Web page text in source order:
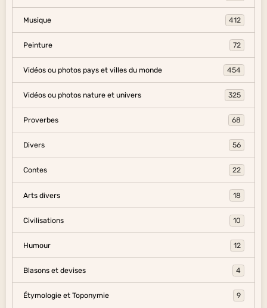
Musique 412
Peinture 72
Vidéos ou photos pays et villes du monde 454
Vidéos ou photos nature et univers 325
Proverbes 68
Divers 56
Contes 22
Arts divers 18
Civilisations 10
Humour 12
Blasons et devises 4
Étymologie et Toponymie 9